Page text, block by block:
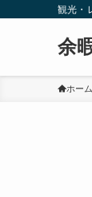
観光・
余
ホーム